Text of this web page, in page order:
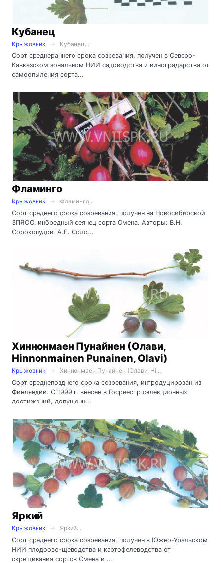
Кубанец
Крыжовник
Кубанец...
Сорт среднераннего срока созревания, получен в Северо-
Кавказском зональном НИИ садоводства и виноградарства от
самоопыления сорта...
Фламинго
Крыжовник
Фламинго...
Сорт среднего срока созревания, получен на Новосибирской
ЗПЯОС, инбредный сеянец сорта Смена. Авторы: В.Н.
Сорокопудов, А.Е. Соло...
Хиннонмаен Пунайнен (Олави,
Hinnonmainen Punainen, Olavi)
Крыжовник
Хиннонмаен Пунайнен (Олави, Hi...
Сорт среднепозднего срока созревания, интродуцирован из
Финляндии. С 1999 г. внесен в Госреестр селекционных
достижений, допущенн...
Яркий
Крыжовник
Яркий...
Сорт среднего срока созревания, получен в Южно-Уральском
НИИ плодоово-щеводства и картофелеводства от
скрещивания сортов Смена и ...